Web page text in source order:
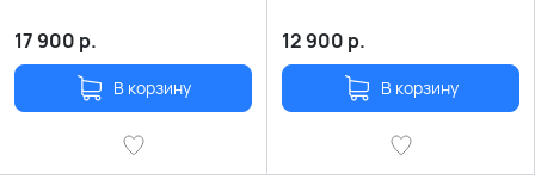
17 900 р.
В корзину
12 900 р.
В корзину